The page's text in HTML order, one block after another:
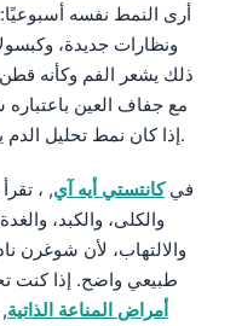
أرى النمط نفسه
ذلك يشعر الفم وكأنه
مع جفاف العين
إذا كان نمط تحليل الدم يتوافق مع عملية مناعية ذاتية جهازية.
فيكانتستي أيه آي, ،
والالتهاب، لأن شوغرن
طبيعي واضح. إذا كنت
أمراض المناعة الذاتية